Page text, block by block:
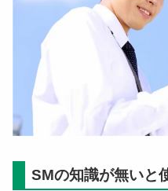
SMの知識が無いと